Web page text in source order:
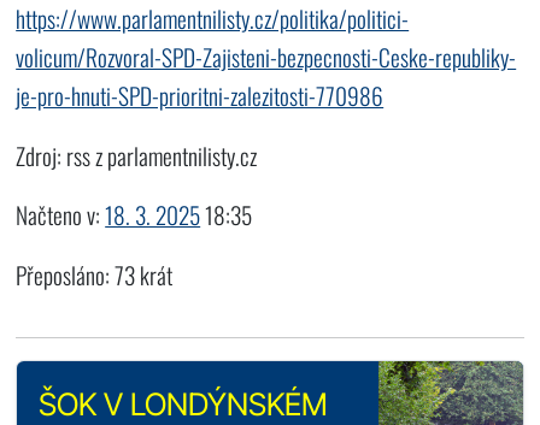
https://www.parlamentnilisty.cz/politika/politici-
volicum/Rozvoral-SPD-Zajisteni-bezpecnosti-Ceske-republiky-
je-pro-hnuti-SPD-prioritni-zalezitosti-770986
Zdroj: rss z parlamentnilisty.cz
Načteno v:18. 3. 202518:35
Přeposláno: 73 krát
ŠOK V LONDÝNSKÉM